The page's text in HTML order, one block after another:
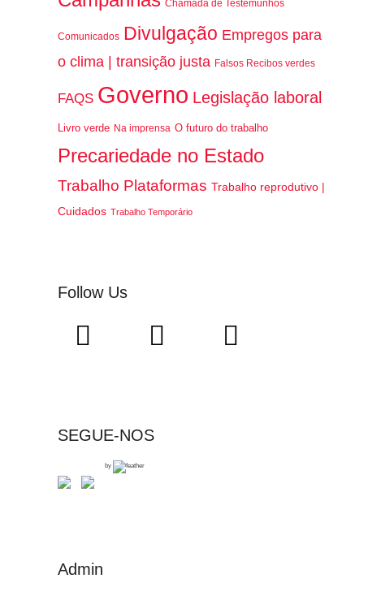
Chamada de Testemunhos
Comunicados Divulgação Empregos para
o clima | transição justa Falsos Recibos verdes
FAQS Governo Legislação laboral
Livro verde Na imprensa O futuro do trabalho
Precariedade no Estado
Trabalho Plataformas Trabalho reprodutivo |
Cuidados Trabalho Temporário
Follow Us
SEGUE-NOS
by
Admin